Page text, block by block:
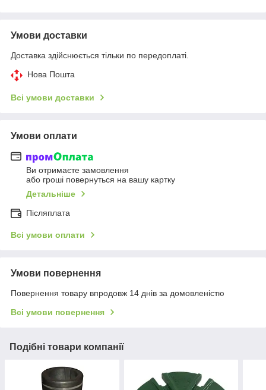
Умови доставки
Доставка здійснюється тільки по передоплаті.
Нова Пошта
Всі умови доставки
Умови оплати
Ви отримаєте замовлення
або гроші повернуться на вашу картку
Детальніше
Післяплата
Всі умови оплати
Умови повернення
Повернення товару впродовж 14 днів за домовленістю
Всі умови повернення
Подібні товари компанії